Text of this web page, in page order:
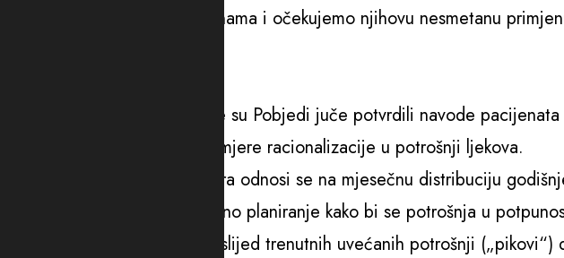
sada pristigla u manjim količinama i očekujemo njihovu nesmetanu
Iz Kliničkog centra Crne Gore su Pobjedi juče potvrdili navode
Minstarstvom finansija, uveo mjere racionalizacije u potrošnji ljekova.
“Shodno tome, jedna od mjera odnosi se na mjesečnu distribuciju
Takav pristup zahtijeva precizno planiranje kako bi se potrošnja u
sredstvima. Moguće je i da uslijed trenutnih uvećanih potrošnji